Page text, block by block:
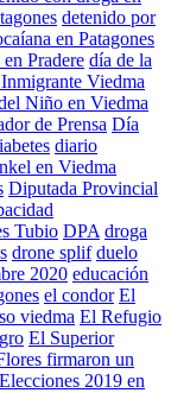
detenido por
en Patagones
Pradere día de la
Viedma
Niño en Viedma
de Prensa Día
diario
en Viedma
Diputada Provincial
Tubio DPA droga
drone splif duelo
2020 educación
el condor El
viedma El Refugio
El Superior
firmaron un
Elecciones 2019 en